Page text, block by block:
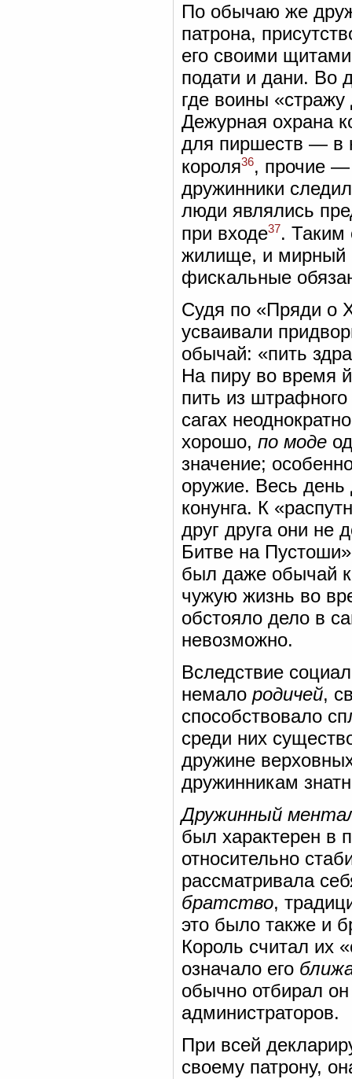
По обычаю же
патрона,
его своими
подати и дани. Во
где воины
Дежурная охрана
для пиршеств — в
короля36, прочие —
дружинники
люди являлись
при входе37. Таким
жилище, и мирный
фискальные
Судя по «Пряди о
усваивали
обычай: «пить
На пиру во время
пить из
сагах
хорошо, по моде
значение;
оружие. Весь день
конунга. К
друг друга они не
Битве на Пустоши»
был даже обычай
чужую жизнь во
обстояло дело в
невозможно.
Вследствие
немало родичей,
способствовало
среди них
дружине
дружинникам
Дружинный
был характерен в
относительно
рассматривала
братство,
это было также и
Король считал их
означало его
обычно отбирал
администраторов.
При всей
своему патрону,